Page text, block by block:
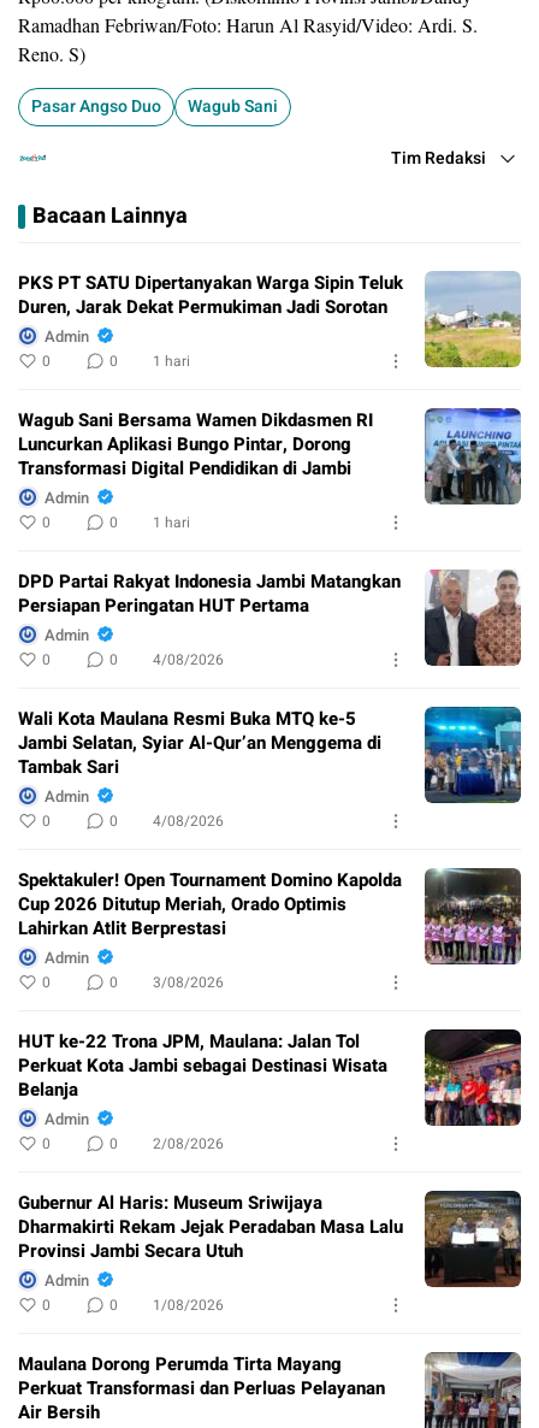
Ramadhan Febriwan/Foto: Harun Al Rasyid/Video: Ardi. S.
Reno. S)
Pasar Angso Duo Wagub Sani
Tim Redaksi
Bacaan Lainnya
PKS PT SATU Dipertanyakan Warga Sipin Teluk
Duren, Jarak Dekat Permukiman Jadi Sorotan
Admin
0 0 1 hari
Wagub Sani Bersama Wamen Dikdasmen RI
Luncurkan Aplikasi Bungo Pintar, Dorong
Transformasi Digital Pendidikan di Jambi
Admin
0 0 1 hari
DPD Partai Rakyat Indonesia Jambi Matangkan
Persiapan Peringatan HUT Pertama
Admin
0 0 4/08/2026
Wali Kota Maulana Resmi Buka MTQ ke-5
Jambi Selatan, Syiar Al-Qur’an Menggema di
Tambak Sari
Admin
0 0 4/08/2026
Spektakuler! Open Tournament Domino Kapolda
Cup 2026 Ditutup Meriah, Orado Optimis
Lahirkan Atlit Berprestasi
Admin
0 0 3/08/2026
HUT ke-22 Trona JPM, Maulana: Jalan Tol
Perkuat Kota Jambi sebagai Destinasi Wisata
Belanja
Admin
0 0 2/08/2026
Gubernur Al Haris: Museum Sriwijaya
Dharmakirti Rekam Jejak Peradaban Masa Lalu
Provinsi Jambi Secara Utuh
Admin
0 0 1/08/2026
Maulana Dorong Perumda Tirta Mayang
Perkuat Transformasi dan Perluas Pelayanan
Air Bersih